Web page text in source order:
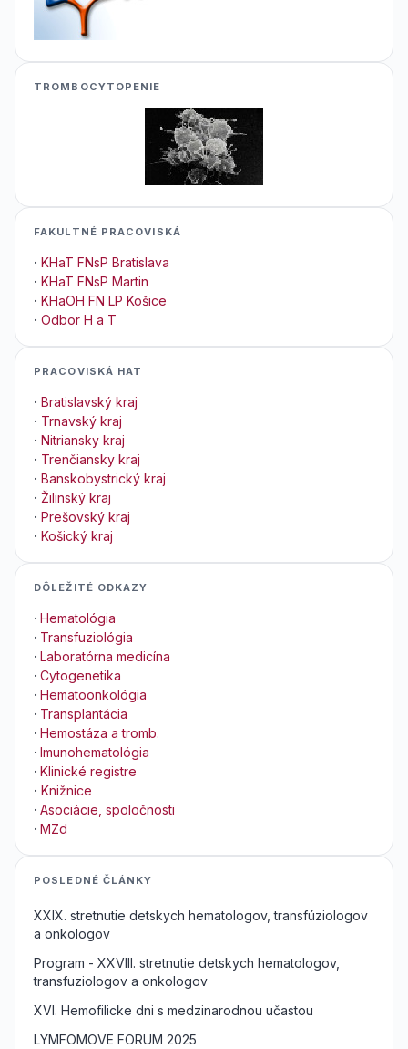
TROMBOCYTOPENIE
FAKULTNÉ PRACOVISKÁ
· KHaT FNsP Bratislava
· KHaT FNsP Martin
· KHaOH FN LP Košice
· Odbor H a T
PRACOVISKÁ HAT
· Bratislavský kraj
· Trnavský kraj
· Nitriansky kraj
· Trenčiansky kraj
· Banskobystrický kraj
· Žilinský kraj
· Prešovský kraj
· Košický kraj
DÔLEŽITÉ ODKAZY
· Hematológia
· Transfuziológia
· Laboratórna medicína
· Cytogenetika
· Hematoonkológia
· Transplantácia
· Hemostáza a tromb.
· Imunohematológia
· Klinické registre
· Knižnice
· Asociácie, spoločnosti
· MZd
POSLEDNÉ ČLÁNKY
XXIX. stretnutie detskych hematologov, transfúziologov
a onkologov
Program - XXVIII. stretnutie detskych hematologov,
transfuziologov a onkologov
XVI. Hemofilicke dni s medzinarodnou učastou
LYMFOMOVE FORUM 2025